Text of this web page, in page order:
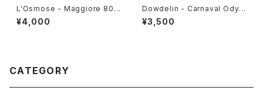
L'Osmose - Maggiore 800
"LP"
¥4,000
Dowdelin - Carnaval Odys
sey "LP"
¥3,500
CATEGORY